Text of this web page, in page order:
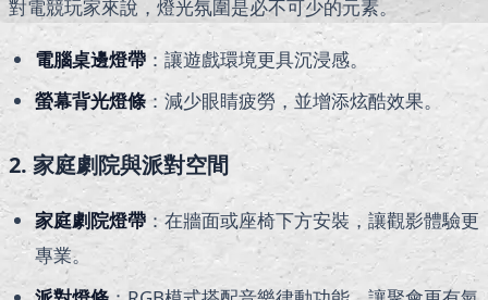
對電競玩家來說，燈光氛圍是必不可少的元素。
電腦桌邊燈帶 ：讓遊戲環境更具沉浸感。
螢幕背光燈條：減少眼睛疲勞，並增添炫酷效果。
2. 家庭劇院與派對空間
家庭劇院燈帶 ：在牆面或座椅下方安裝，讓觀影體驗更
專業。